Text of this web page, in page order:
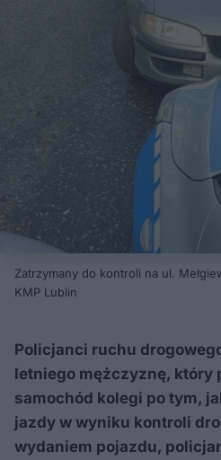
Zatrzymany do kontroli na ul.
KMP Lublin
Policjanci ruchu
letniego mężczyznę, który
samochód kolegi po tym,
jazdy w wyniku kontroli
wydaniem pojazdu,